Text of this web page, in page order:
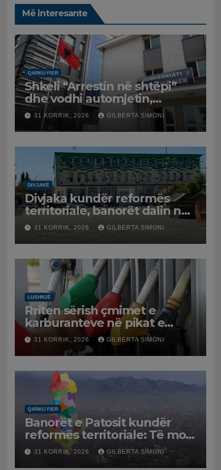
Më interesante
QARKU FIER
Shkeli “Arrestin në shtëpi”
dhe vodhi automjetin,
arrestohet 43-vjeçari
31 KORRIK, 2026 GILBERTA SIMONI
DIVJAKË
Divjaka kundër reformës
territoriale, banorët dalin në
protestë.
31 KORRIK, 2026 GILBERTA SIMONI
LUSHNJË
Rriten sërish çmimet e
karburanteve në pikat e
karburanteve në Lushnjë.
Tensionet në Lindjen e
Mesme shtrenjtojnë naftën
dhe benzinën në vend
31 KORRIK, 2026 GILBERTA SIMONI
QARKU FIER
Banorët e Patosit kundër
reformës territoriale: Të mos
humbasim identitetin e
qytetit
31 KORRIK, 2026 GILBERTA SIMONI